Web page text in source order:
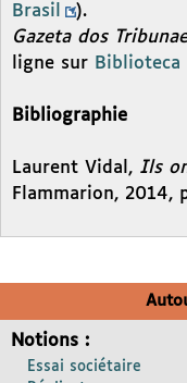
Brasil
).
Gazeta dos
ligne sur Biblioteca
Bibliographie
Laurent Vidal, Ils
Flammarion, 2014,
Notions :
Essai sociétaire